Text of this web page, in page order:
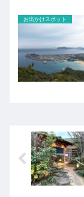
お出かけスポット